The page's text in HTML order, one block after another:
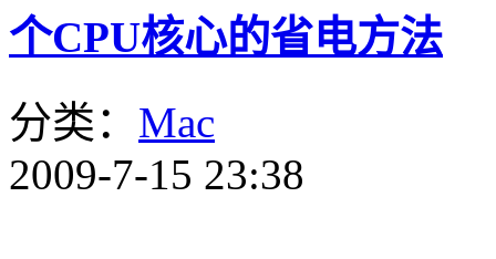
个CPU核心的省电方法
分类： Mac
2009-7-15 23:38